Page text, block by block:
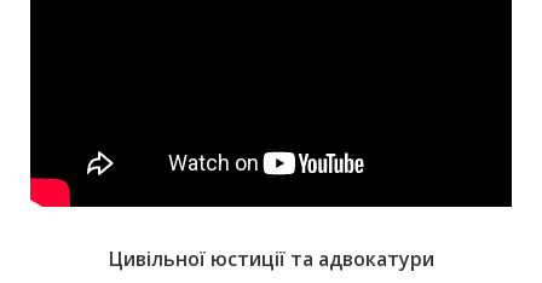
Цивільної юстиції та адвокатури